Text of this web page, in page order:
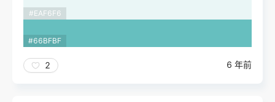
#EAF6F6
#66BFBF
2 6 年前